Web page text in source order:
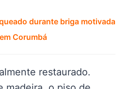
durante briga motivada
Corumbá
restaurado.